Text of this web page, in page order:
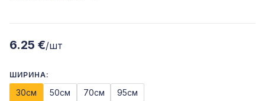
6.25 €/шт
ШИРИНА:
30см 50см 70см 95см